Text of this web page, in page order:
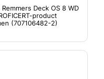
Deck OS 8 WD
product
(707106482-2)